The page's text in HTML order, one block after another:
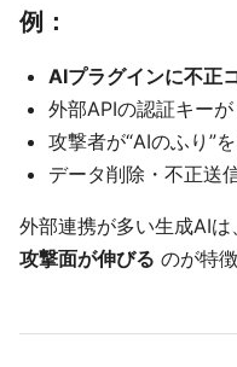
例：
AIプラグインに不正
外部APIの認証キーが
攻撃者が“AIのふり”
データ削除・不正送
外部連携が多い生成AIは
攻撃面が伸びる のが特徴